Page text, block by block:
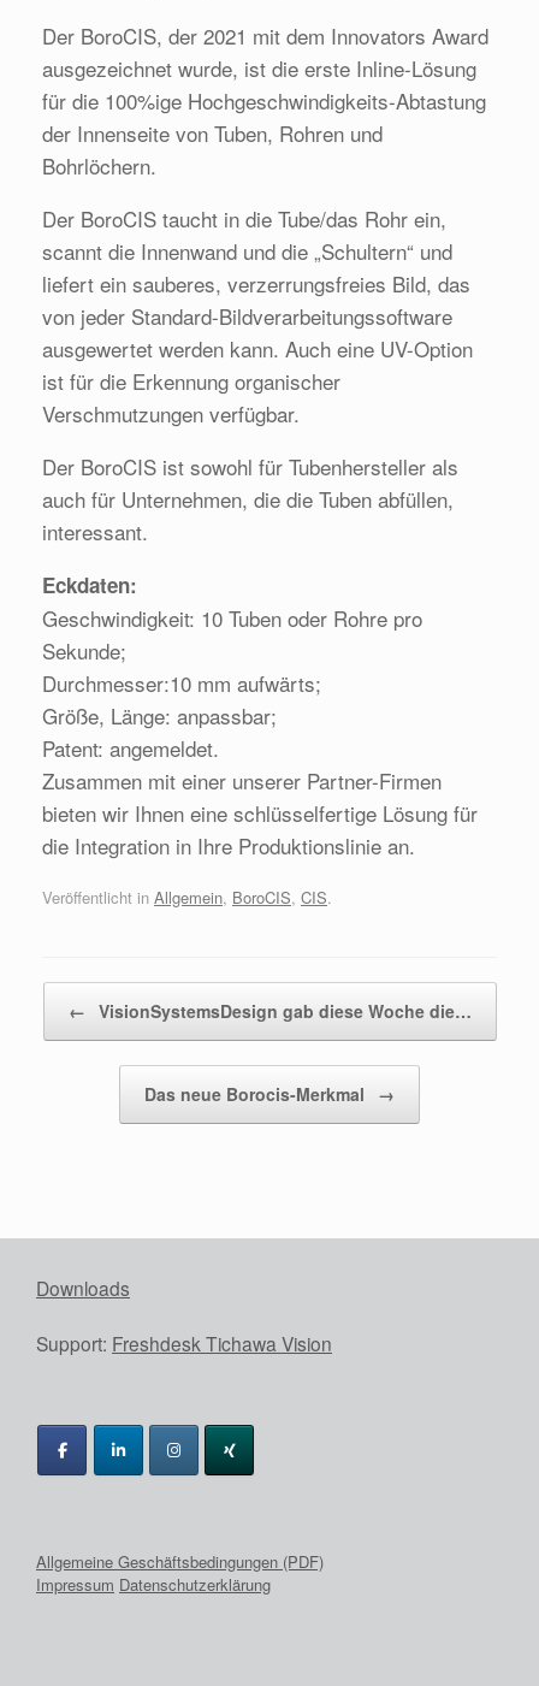
Der BoroCIS, der 2021 mit dem Innovators Award
ausgezeichnet wurde, ist die erste Inline-Lösung
für die 100%ige Hochgeschwindigkeits-Abtastung
der Innenseite von Tuben, Rohren und
Bohrlöchern.
Der BoroCIS taucht in die Tube/das Rohr ein,
scannt die Innenwand und die „Schultern“ und
liefert ein sauberes, verzerrungsfreies Bild, das
von jeder Standard-Bildverarbeitungssoftware
ausgewertet werden kann. Auch eine UV-Option
ist für die Erkennung organischer
Verschmutzungen verfügbar.
Der BoroCIS ist sowohl für Tubenhersteller als
auch für Unternehmen, die die Tuben abfüllen,
interessant.
Eckdaten:
Geschwindigkeit: 10 Tuben oder Rohre pro
Sekunde;
Durchmesser:10 mm aufwärts;
Größe, Länge: anpassbar;
Patent: angemeldet.
Zusammen mit einer unserer Partner-Firmen
bieten wir Ihnen eine schlüsselfertige Lösung für
die Integration in Ihre Produktionslinie an.
Veröffentlicht in Allgemein, BoroCIS, CIS.
← VisionSystemsDesign gab diese Woche die…
Das neue Borocis-Merkmal →
Downloads
Support: Freshdesk Tichawa Vision
Allgemeine Geschäftsbedingungen (PDF)
Impressum Datenschutzerklärung